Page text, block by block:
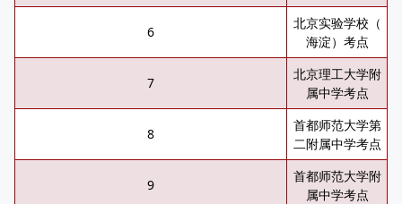
6
北京实验学校（
海淀）考点
7
北京理工大学附
属中学考点
8
首都师范大学第
二附属中学考点
9
首都师范大学附
属中学考点